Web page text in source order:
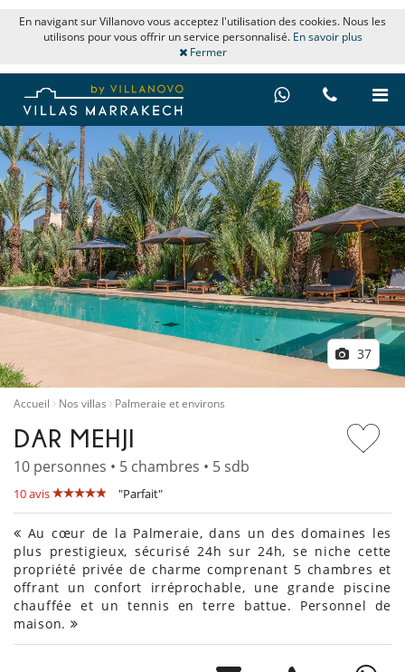
En navigant sur Villanovo vous acceptez l'utilisation des cookies. Nous les
utilisons pour vous offrir un service personnalisé. En savoir plus
Fermer
37
Accueil Nos villas Palmeraie et environs
DAR MEHJI
10 personnes • 5 chambres • 5 sdb
10 avis "Parfait"
Au cœur de la Palmeraie, dans un des domaines les
plus prestigieux, sécurisé 24h sur 24h, se niche cette
propriété privée de charme comprenant 5 chambres et
offrant un confort irréprochable, une grande piscine
chauffée et un tennis en terre battue. Personnel de
maison.